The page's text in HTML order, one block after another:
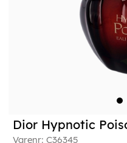
Dior Hypnotic
Varenr: C36345